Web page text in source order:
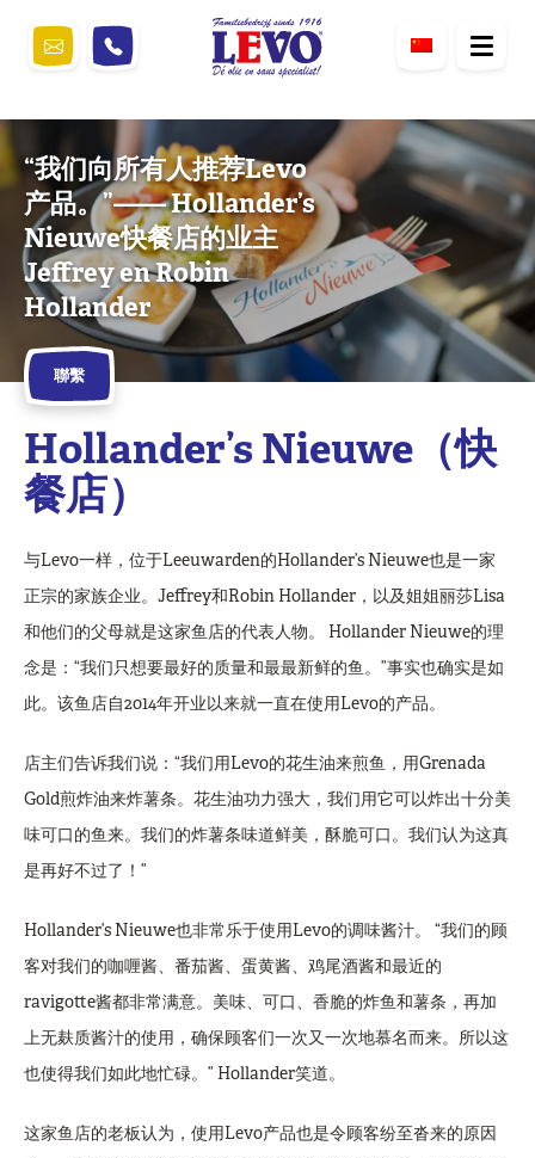
“我们向所有人推荐Levo
产品。”—— Hollander’s
Nieuwe快餐店的业主
Jeffrey en Robin
Hollander
聯繫
Hollander’s Nieuwe（快
餐店）
与Levo一样，位于Leeuwarden的Hollander’s Nieuwe也是一家
正宗的家族企业。Jeffrey和Robin Hollander，以及姐姐丽莎Lisa
和他们的父母就是这家鱼店的代表人物。 Hollander Nieuwe的理
念是：“我们只想要最好的质量和最最新鲜的鱼。”事实也确实是如
此。该鱼店自2014年开业以来就一直在使用Levo的产品。
店主们告诉我们说：“我们用Levo的花生油来煎鱼，用Grenada
Gold煎炸油来炸薯条。花生油功力强大，我们用它可以炸出十分美
味可口的鱼来。我们的炸薯条味道鲜美，酥脆可口。我们认为这真
是再好不过了！”
Hollander’s Nieuwe也非常乐于使用Levo的调味酱汁。 “我们的顾
客对我们的咖喱酱、番茄酱、蛋黄酱、鸡尾酒酱和最近的
ravigotte酱都非常满意。美味、可口、香脆的炸鱼和薯条，再加
上无麸质酱汁的使用，确保顾客们一次又一次地慕名而来。所以这
也使得我们如此地忙碌。” Hollander笑道。
这家鱼店的老板认为，使用Levo产品也是令顾客纷至沓来的原因